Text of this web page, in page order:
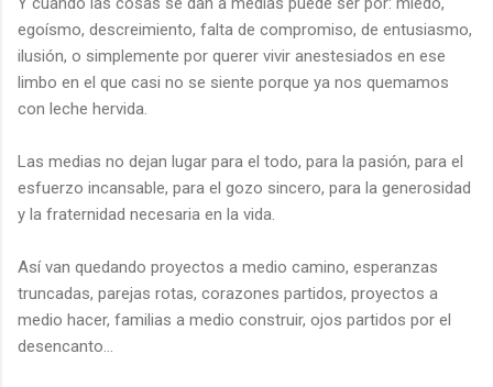
egoísmo, descreimiento, falta de compromiso, de entusiasmo,
ilusión, o simplemente por querer vivir anestesiados en ese
limbo en el que casi no se siente porque ya nos quemamos
con leche hervida.
Las medias no dejan lugar para el todo, para la pasión, para el
esfuerzo incansable, para el gozo sincero, para la generosidad
y la fraternidad necesaria en la vida.
Así van quedando proyectos a medio camino, esperanzas
truncadas, parejas rotas, corazones partidos, proyectos a
medio hacer, familias a medio construir, ojos partidos por el
desencanto…